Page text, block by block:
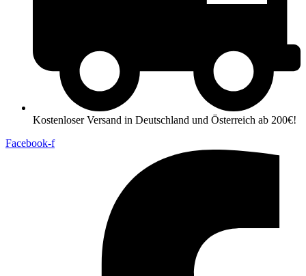
Kostenloser Versand in Deutschland und Österreich ab 200€!
Facebook-f